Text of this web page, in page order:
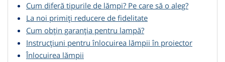
Cum diferă tipurile de lămpi? Pe care să o aleg?
La noi primiți reducere de fidelitate
Cum obțin garanția pentru lampă?
Instrucțiuni pentru înlocuirea lămpii în proiector
Înlocuirea lămpii